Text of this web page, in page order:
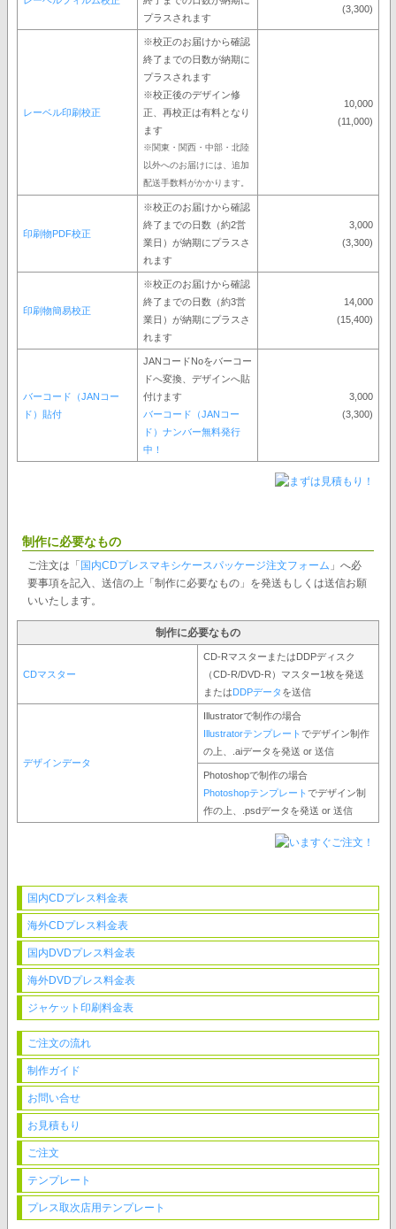
プラスされます
(3,300)
レーベル印刷校正
※校正のお届けから確認
終了までの日数が納期に
プラスされます
※校正後のデザイン修
正、再校正は有料となり
ます
※関東・関西・中部・北陸
以外へのお届けには、追加
配送手数料がかかります。
10,000
(11,000)
印刷物PDF校正
※校正のお届けから確認
終了までの日数（約2営
業日）が納期にプラスさ
れます
3,000
(3,300)
印刷物簡易校正
※校正のお届けから確認
終了までの日数（約3営
業日）が納期にプラスさ
れます
14,000
(15,400)
バーコード（JANコー
ド）貼付
JANコードNoをバーコー
ドへ変換、デザインへ貼
付けます
バーコード（JANコー
ド）ナンバー無料発行
中！
3,000
(3,300)
制作に必要なもの
ご注文は「 国内CDプレスマキシケースパッケージ注文フォーム 」へ必
要事項を記入、送信の上「制作に必要なもの」を発送もしくは送信お願
いいたします。
制作に必要なもの
CDマスター
CD-RマスターまたはDDPディスク
（CD-R/DVD-R）マスター1枚を発送
またはDDPデータ を送信
デザインデータ
Illustratorで制作の場合
Illustratorテンプレートでデザイン制作
の上、.aiデータを発送 or 送信
Photoshopで制作の場合
Photoshopテンプレートでデザイン制
作の上、.psdデータを発送 or 送信
国内CDプレス料金表
海外CDプレス料金表
国内DVDプレス料金表
海外DVDプレス料金表
ジャケット印刷料金表
ご注文の流れ
制作ガイド
お問い合せ
お見積もり
ご注文
テンプレート
プレス取次店用テンプレート